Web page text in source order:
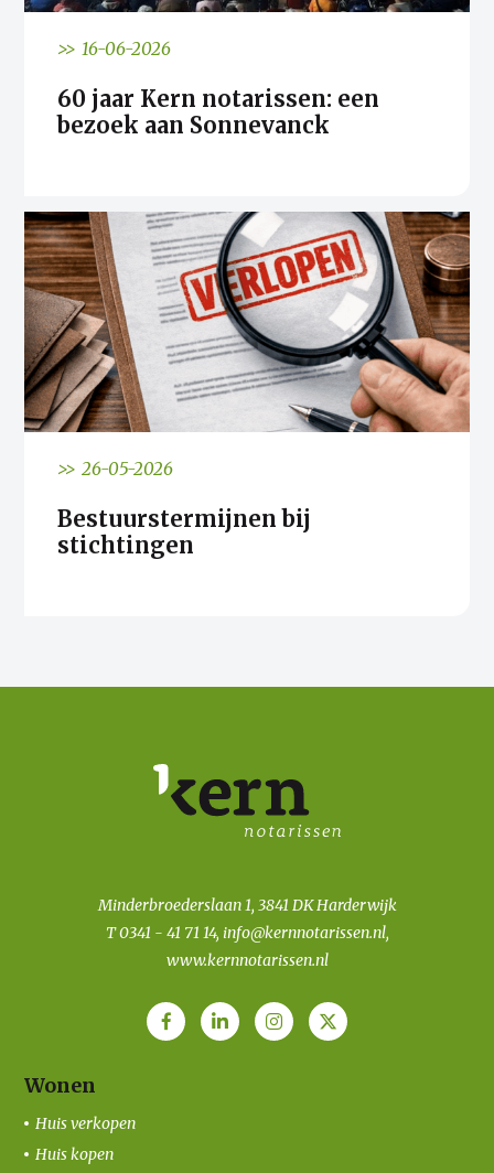
>> 16-06-2026
60 jaar Kern notarissen: een
bezoek aan Sonnevanck
>> 26-05-2026
Bestuurstermijnen bij
stichtingen
Minderbroederslaan 1, 3841 DK Harderwijk
T0341 - 41 71 14, info@kernnotarissen.nl,
www.kernnotarissen.nl
Wonen
Huis verkopen
Huis kopen